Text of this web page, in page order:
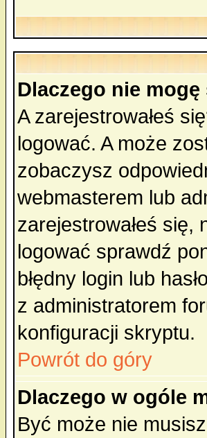
Dlaczego nie
A zarejestrowałeś
logować. A może
zobaczysz
webmasterem lub
zarejestrowałeś się,
logować sprawdź
błędny login lub
z administratorem
konfiguracji skryptu.
Powrót do góry
Dlaczego w ogóle
Być może nie